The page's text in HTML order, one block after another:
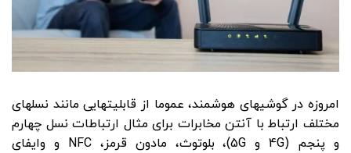
امروزه در گوشی­های هوشمند، عموما از قابلیت­هایی مانند نسل­های
مختلف ارتباط با آنتن مخابرات برای مثال ارتباطات نسل چهارم
و پنجم (4G و 5G)، بلوتوث، مادون قرمز، NFC و وایفای